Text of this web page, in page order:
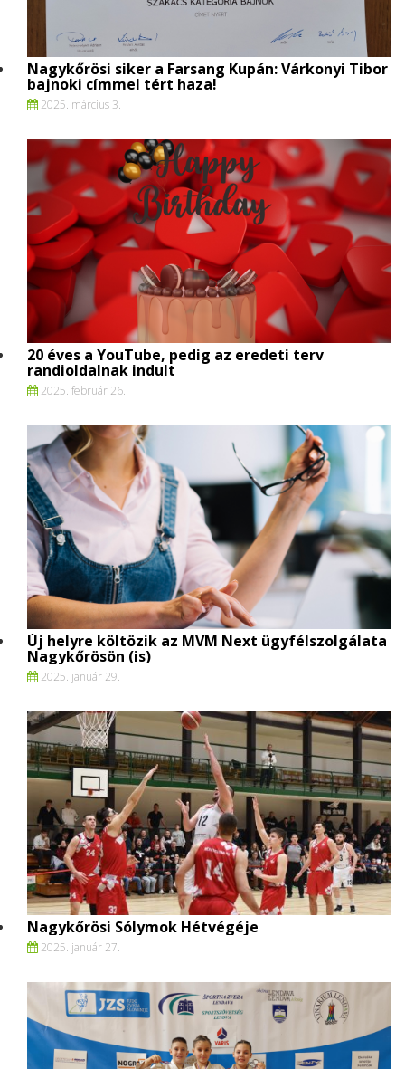
Nagykőrösi siker a Farsang Kupán: Várkonyi Tibor
bajnoki címmel tért haza!
2025. március 3.
20 éves a YouTube, pedig az eredeti terv
randioldalnak indult
2025. február 26.
Új helyre költözik az MVM Next ügyfélszolgálata
Nagykőrösön (is)
2025. január 29.
Nagykőrösi Sólymok Hétvégéje
2025. január 27.